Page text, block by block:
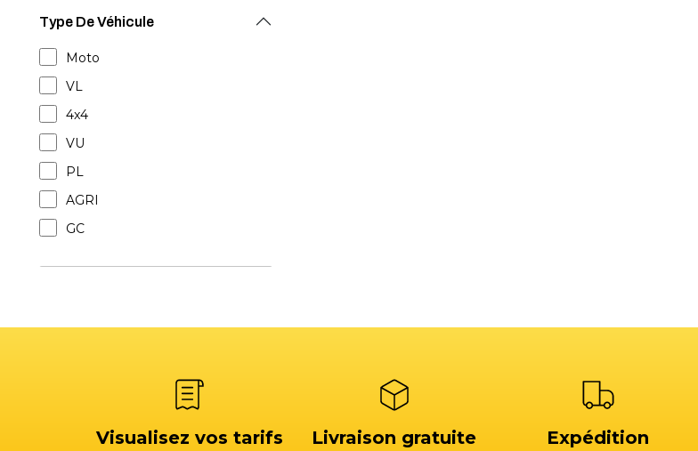
Type De Véhicule
Moto
VL
4x4
VU
PL
AGRI
GC
Visualisez vos tarifs Livraison gratuite Expédition